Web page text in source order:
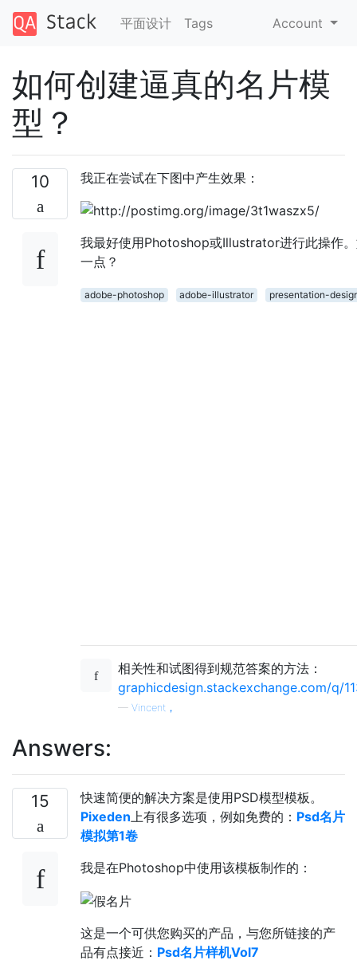
平面设计 Tags Account
如何创建逼真的名片模
型？
10 我正在尝试在下图中产生效果：
我最好使用Photoshop或Illustrator进行此操作
一点？
adobe-photoshop adobe-illustrator presentation-
相关性和试图得到规范答案的方法：
graphicdesign.stackexchange.com/q/
— Vincent，
Answers:
15
快速简便的解决方案是使用PSD模型模板。
Pixeden上有很多选项，例如免费的： Psd名片
模拟第1卷
我是在Photoshop中使用该模板制作的：
这是一个可供您购买的产品，与您所链接的产
品有点接近： Psd名片样机Vol7